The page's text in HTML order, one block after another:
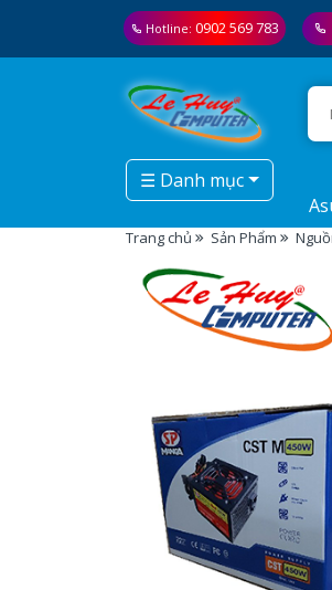
Hotline: 0902 569 783
☰ Danh mục
Trang chủ Sản Phẩm